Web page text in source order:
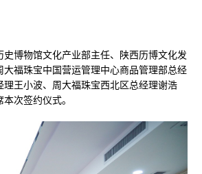
博物馆文化产业部主任、陕西历博文化发
福珠宝中国营运管理中心商品管理部总经
王小波、周大福珠宝西北区总经理谢浩
次签约仪式。